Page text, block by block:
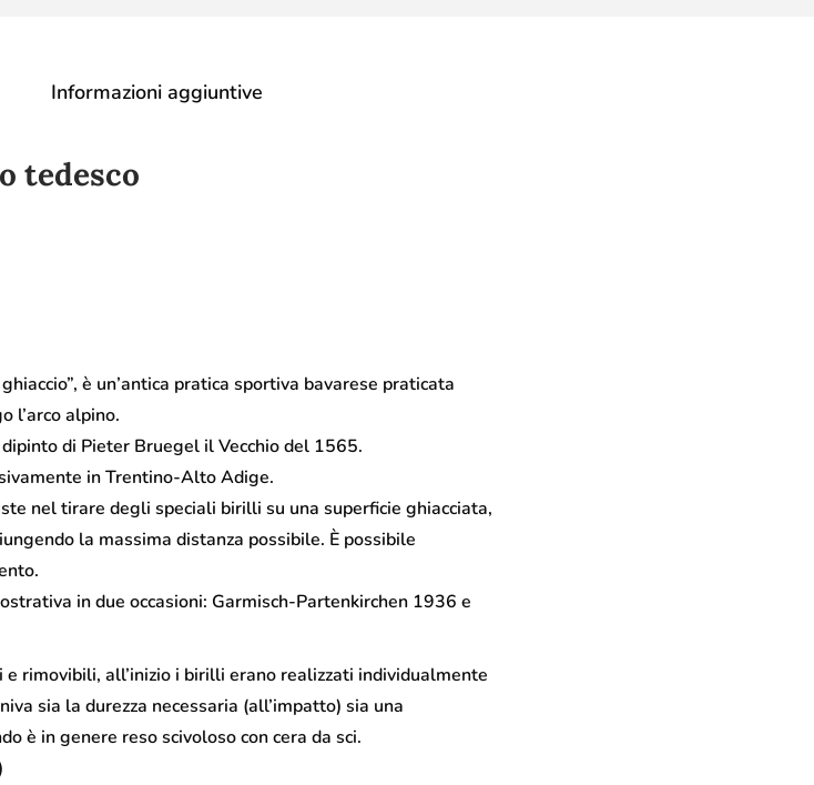
Informazioni aggiuntive
tedesco
è un’antica pratica sportiva bavarese praticata
l’arco alpino.
di Pieter Bruegel il Vecchio del 1565.
in Trentino-Alto Adige.
nel tirare degli speciali birilli su una superficie ghiacciata,
la massima distanza possibile. È possibile
in due occasioni: Garmisch-Partenkirchen 1936 e
rimovibili, all’inizio i birilli erano realizzati individualmente
sia la durezza necessaria (all’impatto) sia una
è in genere reso scivoloso con cera da sci.